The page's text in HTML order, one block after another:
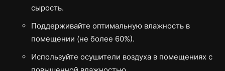
сырость.
Поддерживайте оптимальную влажность в
помещении (не более 60%).
Используйте осушители воздуха в помещениях с